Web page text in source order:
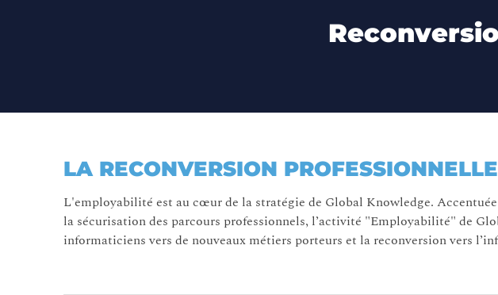
LA RECONVERSION
L'employabilité est au cœur de la stratégie de Global Knowledge.
la sécurisation des parcours professionnels, l’activité "Employabilité" de
informaticiens vers de nouveaux métiers porteurs et la reconversion vers